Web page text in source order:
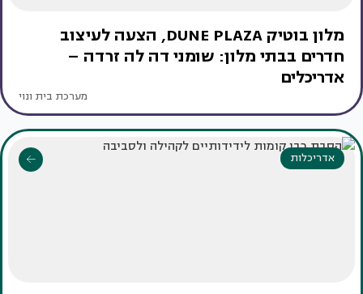
מלון בוטיק DUNE PLAZA, הצעה לעיצוב
חדרים בבתי מלון: שומני דה לה זרדה –
אדריכלים
מערכת בית ונוי
אדריכלות